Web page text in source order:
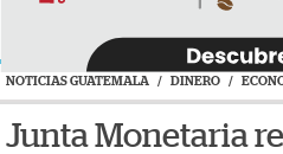
NOTICIAS GUATEMALA / DINERO /
Junta Monetaria